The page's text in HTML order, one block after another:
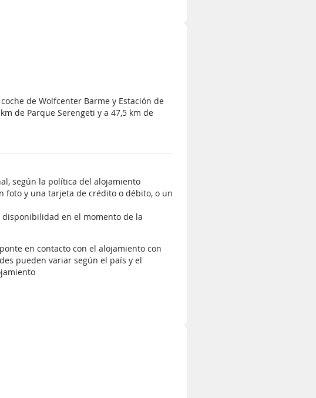
de Wolfcenter Barme y Estación de
de Parque Serengeti y a 47,5 km de
según la política del alojamiento
foto y una tarjeta de crédito o débito, o un
disponibilidad en el momento de la
en contacto con el alojamiento con
pueden variar según el país y el